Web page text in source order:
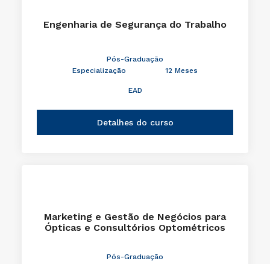
Engenharia de Segurança do Trabalho
Pós-Graduação
Especialização
12 Meses
EAD
Detalhes do curso
Marketing e Gestão de Negócios para
Ópticas e Consultórios Optométricos
Pós-Graduação